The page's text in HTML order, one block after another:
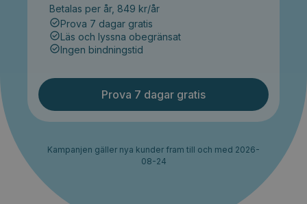
Betalas per år, 849 kr/år
Prova 7 dagar gratis
Läs och lyssna obegränsat
Ingen bindningstid
Prova 7 dagar gratis
Kampanjen gäller nya kunder fram till och med 2026-
08-24